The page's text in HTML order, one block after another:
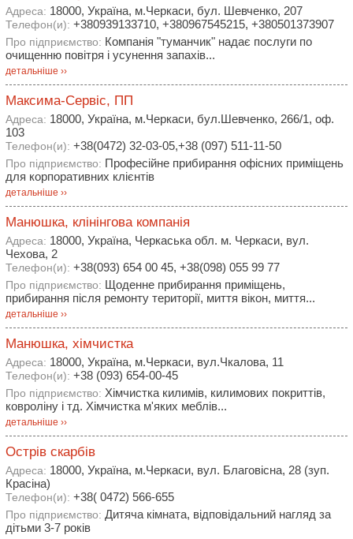
Адреса: 18000, Україна, м.Черкаси, бул. Шевченко, 207
Телефон(и): +380939133710, +380967545215, +380501373907
Про підприємство: Компанія "туманчик" надає послуги по
очищенню повітря і усунення запахів...
детальніше ››
Максима-Сервіс, ПП
Адреса: 18000, Україна, м.Черкаси, бул.Шевченко, 266/1, оф.
103
Телефон(и): +38(0472) 32-03-05,+38 (097) 511-11-50
Про підприємство: Професійне прибирання офісних приміщень
для корпоративних клієнтів
детальніше ››
Манюшка, клінінгова компанія
Адреса: 18000, Україна, Черкаська обл. м. Черкаси, вул.
Чехова, 2
Телефон(и): +38(093) 654 00 45, +38(098) 055 99 77
Про підприємство: Щоденне прибирання приміщень,
прибирання після ремонту території, миття вікон, миття...
детальніше ››
Манюшка, хімчистка
Адреса: 18000, Україна, м.Черкаси, вул.Чкалова, 11
Телефон(и): +38 (093) 654-00-45
Про підприємство: Хімчистка килимів, килимових покриттів,
ковроліну і тд. Хімчистка м'яких меблів...
детальніше ››
Острів скарбів
Адреса: 18000, Україна, м.Черкаси, вул. Благовісна, 28 (зуп.
Красіна)
Телефон(и): +38( 0472) 566-655
Про підприємство: Дитяча кімната, відповідальний нагляд за
дітьми 3-7 років